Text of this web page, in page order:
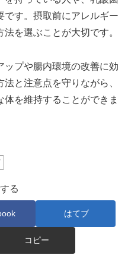
です。摂取前にアレルギー
を選ぶことが大切です。
ップや腸内環境の改善に効
と注意点を守りながら、
体を維持することができま
る
はてブ
コピー